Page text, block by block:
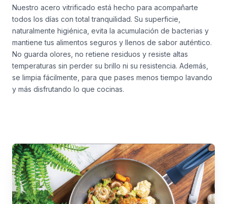
Nuestro acero vitrificado está hecho para acompañarte
todos los días con total tranquilidad. Su superficie,
naturalmente higiénica, evita la acumulación de bacterias y
mantiene tus alimentos seguros y llenos de sabor auténtico.
No guarda olores, no retiene residuos y resiste altas
temperaturas sin perder su brillo ni su resistencia. Además,
se limpia fácilmente, para que pases menos tiempo lavando
y más disfrutando lo que cocinas.